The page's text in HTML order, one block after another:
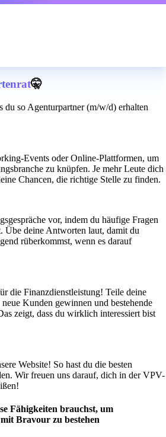
🤫
du so Agenturpartner (m/w/d) erhalten
Events oder Online-Plattformen, um
zu knüpfen. Je mehr Leute dich
Chancen, die richtige Stelle zu finden.
vor, indem du häufige Fragen
Übe deine Antworten laut, damit du
rüberkommst, wenn es darauf
die Finanzdienstleistung! Teile deine
Kunden gewinnen und bestehende
zeigt, dass du wirklich interessiert bist
Website! So hast du die besten
Wir freuen uns darauf, dich in der VPV-
Fähigkeiten brauchst, um
Bravour zu bestehen